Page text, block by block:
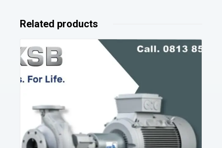
Related products